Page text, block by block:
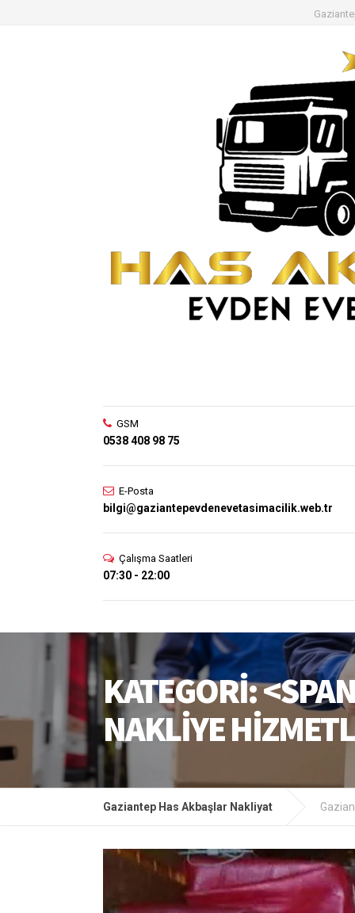
GSM
0538 408 98 75
E-Posta
bilgi@gaziantepevdenevetasimacilik.web.tr
Çalışma Saatleri
07:30 - 22:00
KATEGORI:
NAKLIYE
Gaziantep Has Akbaşlar Nakliyat